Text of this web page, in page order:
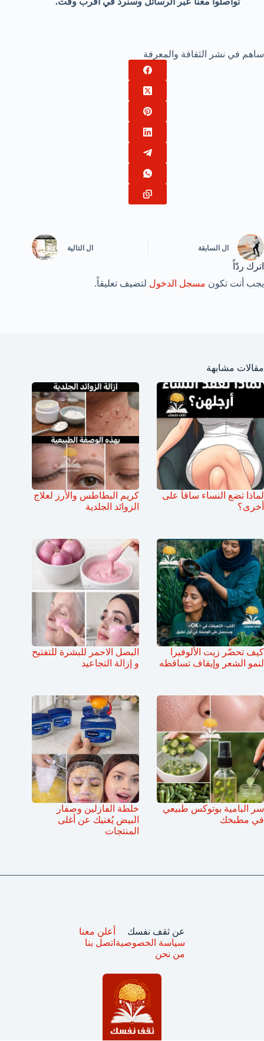
ساهم في نشر الثقافة والمعرفة
ال السابقة ال التالية
اترك ردّاً
يجب أنت تكون مسجل الدخول لتضيف تعليقاً.
مقالات مشابهة
لماذا تضع النساء ساقاً على
أخرى؟
كريم البطاطس والأرز لعلاج
الزوائد الجلدية
كيف تحضّر زيت الألوفيرا
لنمو الشعر وإيقاف تساقطه
البصل الاحمر للبشرة للتفتيح
و إزالة التجاعيد
سر البامية بوتوكس طبيعي
في مطبخك
خلطة الفازلين وصفار
البيض يُغنيك عن أغلى
المنتجات
عن ثقف نفسك
سياسة الخصوصية
من نحن
أعلن معنا
اتصل بنا